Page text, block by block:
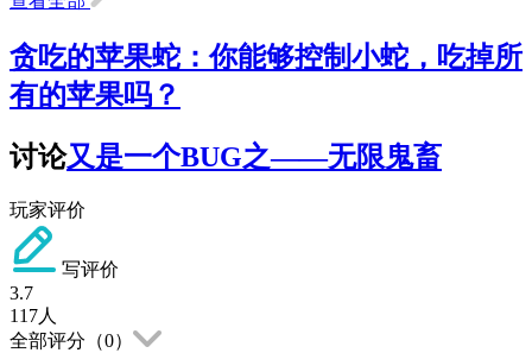
贪吃的苹果蛇：你能够控制小蛇，吃掉所
有的苹果吗？
讨论又是一个BUG之——无限鬼畜
玩家评价
写评价
3.7
117人
全部评分（0）